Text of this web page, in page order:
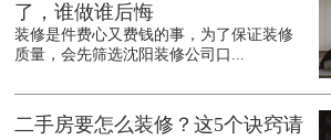
了，谁做谁后悔
装修是件费心又费钱的事，为了保证装修
质量，会先筛选沈阳装修公司口...
二手房要怎么装修？这5个诀窍请